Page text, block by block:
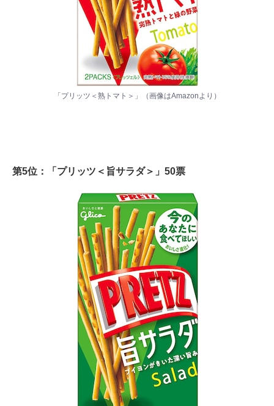
「プリッツ＜熟トマト＞」（画像はAmazonより）
第5位：「プリッツ＜旨サラダ＞」50票